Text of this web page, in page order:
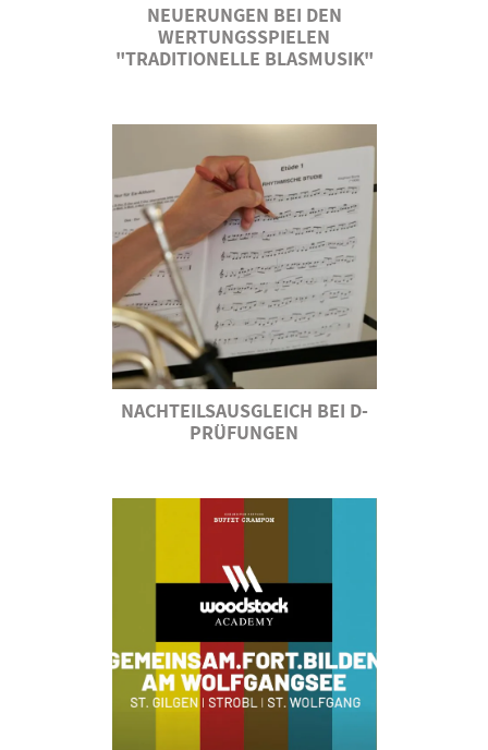
NEUERUNGEN BEI DEN
WERTUNGSSPIELEN
"TRADITIONELLE BLASMUSIK"
NACHTEILSAUSGLEICH BEI D-
PRÜFUNGEN